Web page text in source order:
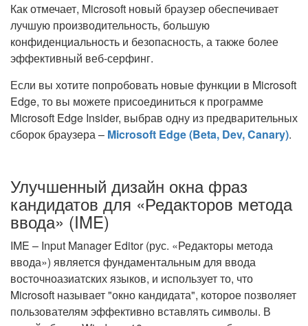
Как отмечает, Microsoft новый браузер обеспечивает
лучшую производительность, большую
конфиденциальность и безопасность, а также более
эффективный веб-серфинг.
Если вы хотите попробовать новые функции в Microsoft
Edge, то вы можете присоединиться к программе
Microsoft Edge Insider, выбрав одну из предварительных
сборок браузера – Microsoft Edge (Beta, Dev, Canary).
Улучшенный дизайн окна фраз
кандидатов для «Редакторов метода
ввода» (IME)
IME – Input Manager Editor (рус. «Редакторы метода
ввода») является фундаментальным для ввода
восточноазиатских языков, и использует то, что
Microsoft называет "окно кандидата", которое позволяет
пользователям эффективно вставлять символы. В